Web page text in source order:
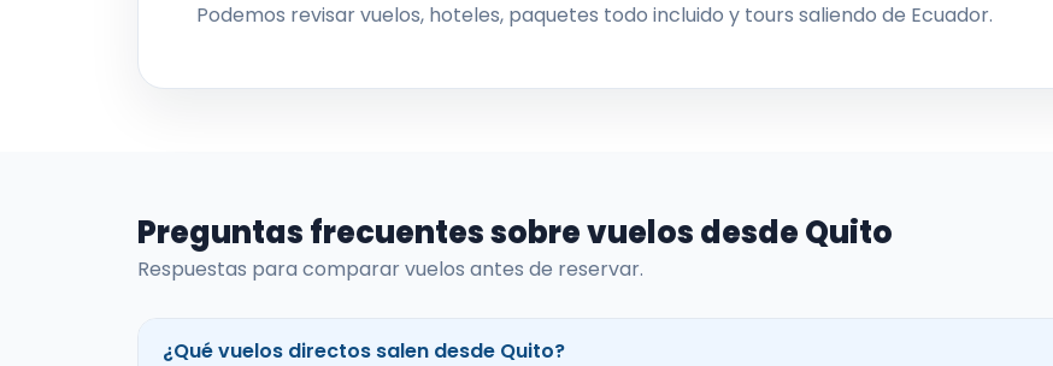
Podemos revisar vuelos, hoteles, paquetes todo incluido y tours saliendo de Ecuador.
Preguntas frecuentes sobre vuelos desde Quito
Respuestas para comparar vuelos antes de reservar.
¿Qué vuelos directos salen desde Quito?